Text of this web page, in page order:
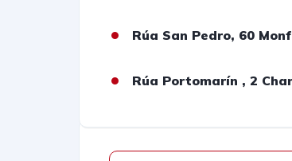
Rúa San Pedro, 60
Rúa Portomarín , 2